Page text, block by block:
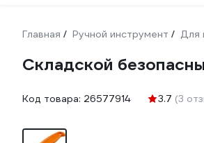
Главная / Ручной инструмент / Для
Складской
Код товара: 26577914 3.7 (3